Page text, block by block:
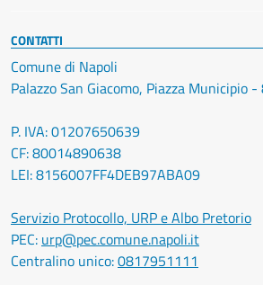
CONTATTI
Comune di Napoli
Palazzo San Giacomo, Piazza Municipio
P. IVA: 01207650639
CF: 80014890638
LEI: 8156007FF4DEB97ABA09
Servizio Protocollo, URP e Albo Pretorio
PEC: urp@pec.comune.napoli.it
Centralino unico:0817951111